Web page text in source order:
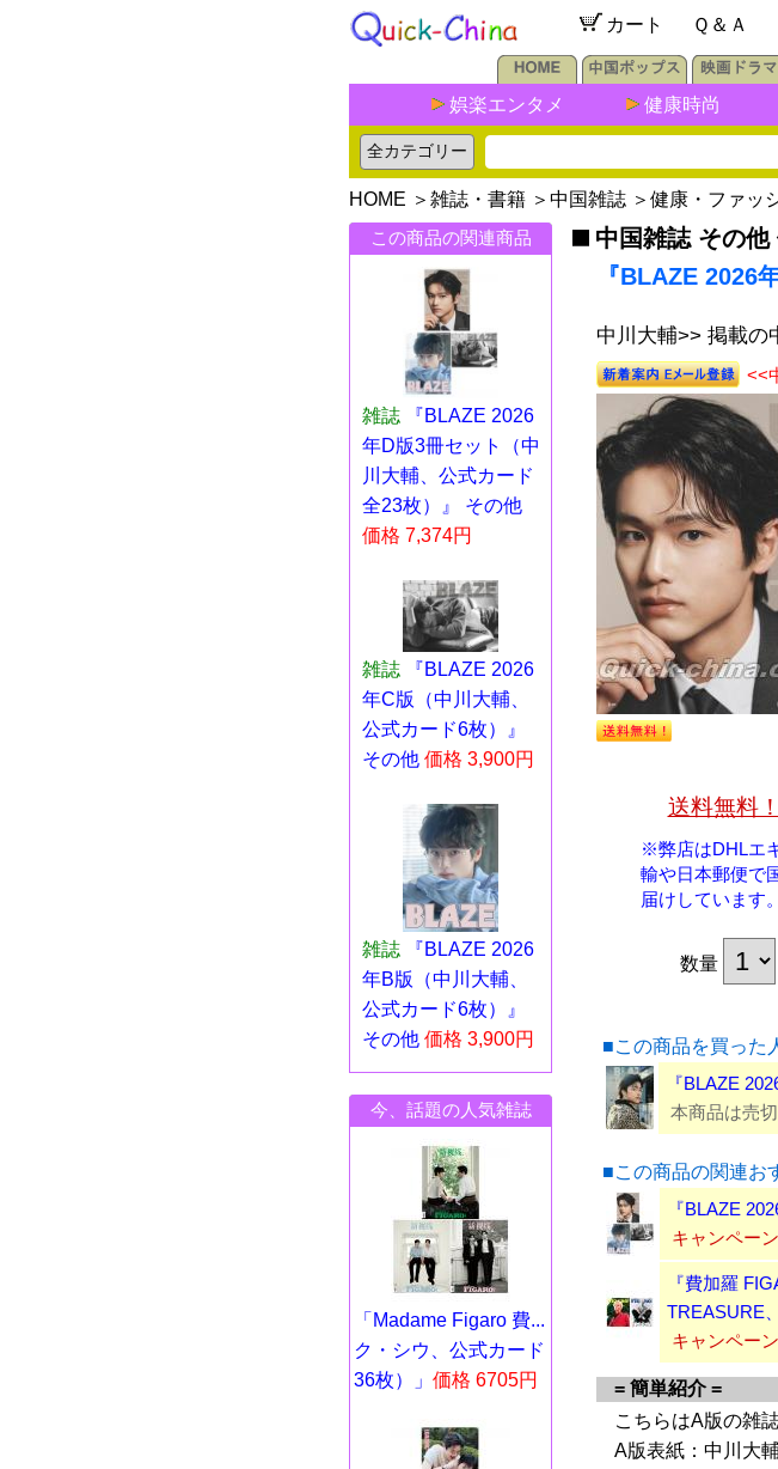
カート Ｑ＆Ａ
娯楽エンタメ 健康時尚
HOME ＞ 雑誌・書籍 ＞ 中国雑誌 ＞ 健康・ファッ
この商品の関連商品
雑誌
『BLAZE 2026
年D版3冊セット（中
川大輔、公式カード
全23枚）』 その他
価格 7,374円
雑誌
『BLAZE 2026
年C版（中川大輔、
公式カード6枚）』
その他 価格 3,900円
雑誌
『BLAZE 2026
年B版（中川大輔、
公式カード6枚）』
その他 価格 3,900円
今、話題の人気雑誌
「Madame Figaro 費...
ク・シウ、公式カード
36枚）」 価格 6705円
中国雑誌 その
『BLAZE 2026
中川大輔>> 掲載の
<<
送料無料
※弊店はDHLエ
輸や日本郵便で
届けしています。
数量
■この商品を買った
『BLAZE
本商品は売
■この商品の関連お
『BLAZE
キャンペー
『費加羅
TREASURE
キャンペー
= 簡単紹介 =
こちらはA版の雑
A版表紙：中川大